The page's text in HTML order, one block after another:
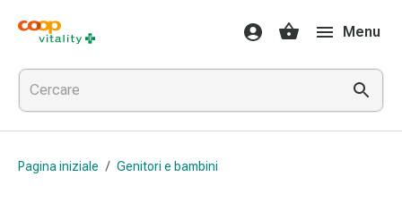
Farmaci
e
salute
Influenza
e
raffreddore
per
Menu
Pagina iniziale / Genitori e bambini